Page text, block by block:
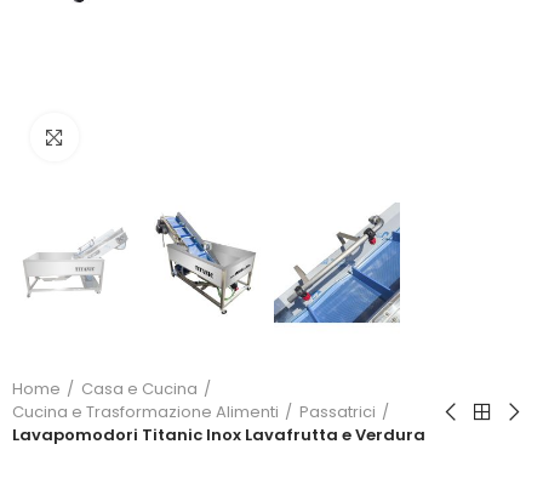
Home
Casa e Cucina
Cucina e Trasformazione Alimenti
Passatrici
Lavapomodori Titanic Inox Lavafrutta e Verdura